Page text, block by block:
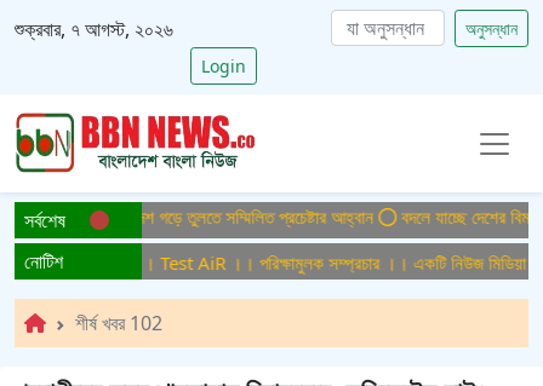
শুক্রবার, ৭ আগস্ট, ২০২৬
অনুসন্ধান
Login
সর্বশেষবাংলাদেশ গড়ে তুলতে সম্মিলিত প্রচেষ্টার আহ্বান বদলে যাচ্ছে দেশের বিমান
নোটিশসম্প্রচার ।। Test AiR ।। পরিক্ষামুলক সম্প্রচার ।। একটি নিউজ মিডিয়া
শীর্ষ খবর 102